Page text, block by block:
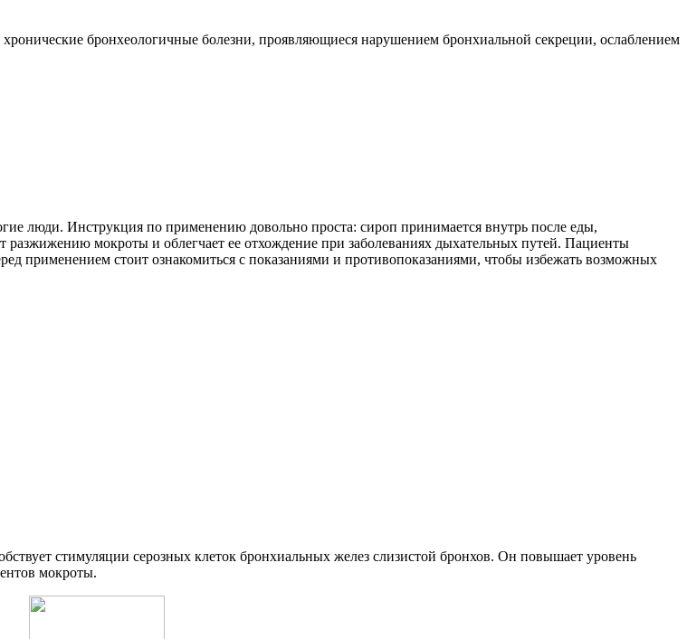
бронхеологичные болезни, проявляющиеся нарушением бронхиальной секреции, ослаблением
люди. Инструкция по применению довольно проста: сироп принимается внутрь после еды,
разжижению мокроты и облегчает ее отхождение при заболеваниях дыхательных путей. Пациенты
применением стоит ознакомиться с показаниями и противопоказаниями, чтобы избежать возможных
стимуляции серозных клеток бронхиальных желез слизистой бронхов. Он повышает уровень
мокроты.